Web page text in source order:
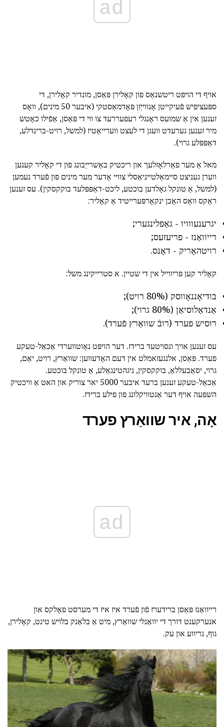
ad
אויף די הויפּט ריטשנאַס פון קאָלירן פּאַסן, מונדיר קאָלירן, די
ספּעציפיש פֿעיִקייטן אָנווייַזן פּאָדמאַסטקי (איבער 50 מינים), וואָס
זענען אין אַ שמועס ראָנגלי רעפעררעד צו ווי די פּאַסן, אַפֿילו כאָטש
מיר זענען גערעדט וועגן די לעצט ווערייאַטיז (למשל, רויט-ברינדלע,
דאַפּפּלע גרוי).
מאל אַ מער פאַרלאָזלעך און ריכטיק באַשרייַבונג פון די קאָליר קענען
ווערן געניצט סיימאַלטייניאַסלי צוויי אָדער מער מינים פון פֿערד נעמען
(למשל, אַ טונקל גאָלדען בוכטע, ליכט-דאַפּפּלעד בוקקסקין). עס זענען
ראַקס וואָס האָבן ינקאָרפּערייטיד אַ קאָליר:
יגרענעווויו - גאַפלינגערי;
רייוואַנז - פריעזעס;
רויטהאָריק - דאָנס.
קאָליר קען פּריווייל אין די שטיין. א סטרייקינג משל:
בודיאָננאָווסק (80% רויט);
אַנדאַלוסיאַן (80% גרוי);
רוסיש פערד (רובֿ שוואַרץ פֿערד).
עס זענען אויך ונסויטעד ברידז. דער הויפּט נאָוטווערדי אַכאַל-טעקע
פערד. פּאַסן, אלנגעזאמלט אין דעם האָדעווען: שוואַרץ, רויט, יאַם,
גרוי, יסאַבעללאַ, בוקקסקין, ניגהטינגאַלע, אַ טונקל בוכטע.
אַכאַל-טעקע זענען ברעד איבער 5000 יאר צוריק און האט אַ וויכטיק
השפּעה אויף דער אַנטוויקלונג פון פילע ברידז.
אָה, איר שוואַרץ פערד
ad
רייוואַנז פּאַסן ברידערז פֿון פֿערד איז איז די מערסט פאָלקס און
אנערקענט דורך די יוואַנלי שוואַרץ, מיט אַ בלאַנק בלויש טינט, קאָלירן,
גוף, גריווע און עק.